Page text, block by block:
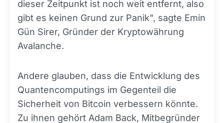
dieser Zeitpunkt ist noch weit entfernt, also
gibt es keinen Grund zur Panik", sagte Emin
Gün Sirer, Gründer der Kryptowährung
Avalanche.
Andere glauben, dass die Entwicklung des
Quantencomputings im Gegenteil die
Sicherheit von Bitcoin verbessern könnte.
Zu ihnen gehört Adam Back, Mitbegründer